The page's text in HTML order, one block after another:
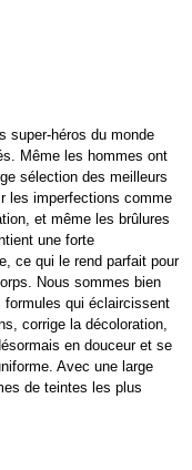
super-héros du monde
Même les hommes ont
sélection des meilleurs
les imperfections comme
et même les brûlures
une forte
ce qui le rend parfait pour
Nous sommes bien
formules qui éclaircissent
corrige la décoloration,
en douceur et se
Avec une large
de teintes les plus